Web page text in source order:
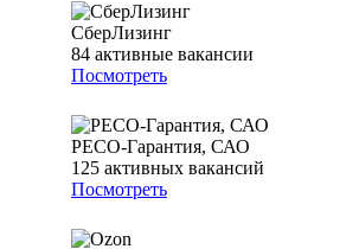
СберЛизинг
84 активные вакансии
Посмотреть
РЕСО-Гарантия, САО
125 активных вакансий
Посмотреть